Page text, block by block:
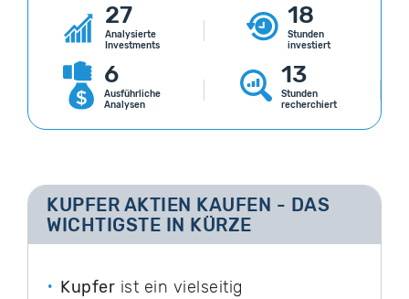
27
Analysierte
Investments
18
Stunden
investiert
13
Stunden
recherchiert
6
Ausführliche
Analysen
KUPFER AKTIEN KAUFEN - DAS
WICHTIGSTE IN KÜRZE
Kupfer ist ein vielseitig